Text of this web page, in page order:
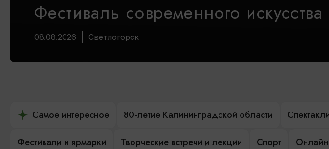
Фестиваль современного
08.08.2026 Светлогорск
Самое интересное 80-летие Калининградской области Спектакли
Фестивали и ярмарки Творческие встречи и лекции Спорт